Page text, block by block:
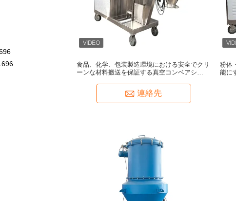
食品、化学、包装製造環境における安全でクリ
ーンな材料搬送を保証する真空コンベアシステ
連絡先
粉体
能に